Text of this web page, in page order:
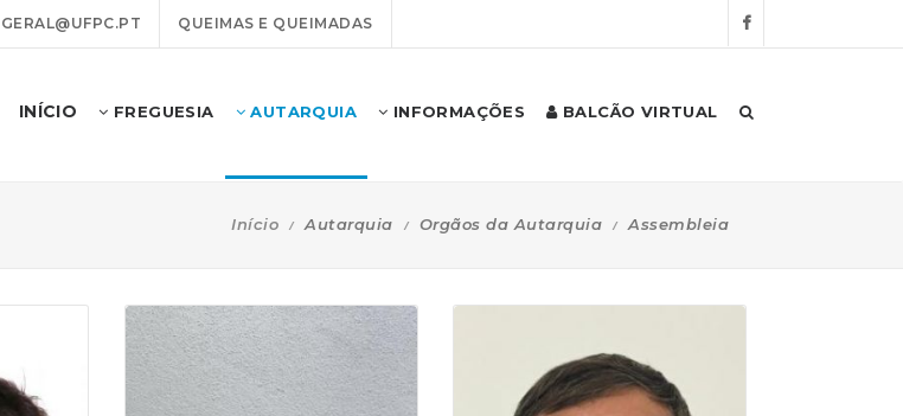
GERAL@UFPC.PT QUEIMAS E QUEIMADAS
INÍCIO FREGUESIA AUTARQUIA INFORMAÇÕES BALCÃO VIRTUAL
Início Autarquia Orgãos da Autarquia Assembleia